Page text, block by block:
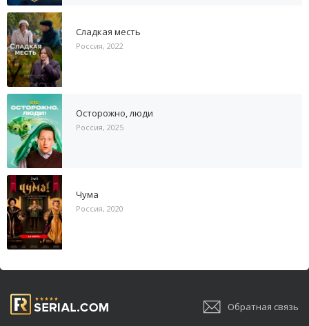
Сладкая месть
Россия, 2022
Осторожно, люди
Россия, 2025
Чума
Россия, 2020
Обратная связь